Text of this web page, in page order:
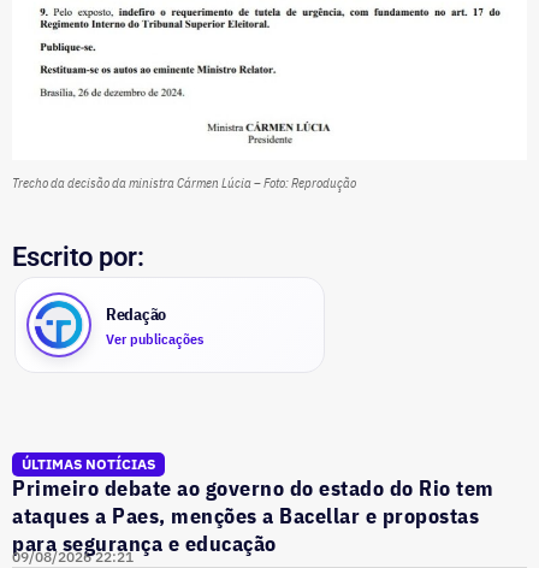
Trecho da decisão da ministra Cármen Lúcia – Foto: Reprodução
Escrito por:
Redação
Ver publicações
ÚLTIMAS NOTÍCIAS
Primeiro debate ao governo do estado do Rio tem
ataques a Paes, menções a Bacellar e propostas
para segurança e educação
09/08/2026 22:21